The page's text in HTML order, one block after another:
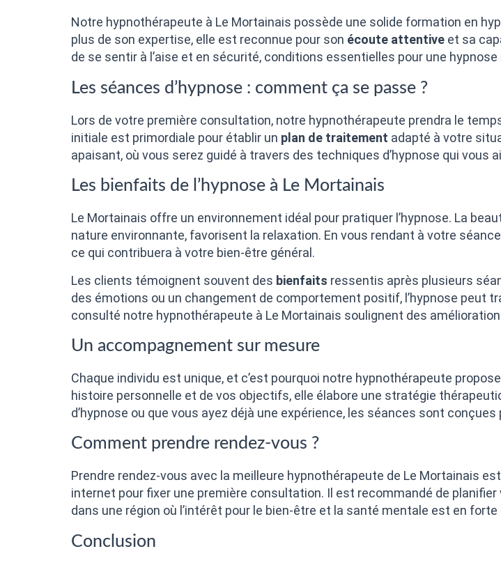
Notre hypnothérapeute à Le Mortainais possède une solide formation en
plus de son expertise, elle est reconnue pour son écoute attentive et sa
de se sentir à l’aise et en sécurité, conditions essentielles pour une hypnose
Les séances d’hypnose : comment ça se passe ?
Lors de votre première consultation, notre hypnothérapeute prendra le
initiale est primordiale pour établir un plan de traitement adapté à votre
apaisant, où vous serez guidé à travers des techniques d’hypnose qui vous
Les bienfaits de l’hypnose à Le Mortainais
Le Mortainais offre un environnement idéal pour pratiquer l’hypnose. La
nature environnante, favorisent la relaxation. En vous rendant à votre
ce qui contribuera à votre bien-être général.
Les clients témoignent souvent des bienfaits ressentis après plusieurs
des émotions ou un changement de comportement positif, l’hypnose peut
consulté notre hypnothérapeute à Le Mortainais soulignent des
Un accompagnement sur mesure
Chaque individu est unique, et c’est pourquoi notre hypnothérapeute
histoire personnelle et de vos objectifs, elle élabore une stratégie
d’hypnose ou que vous ayez déjà une expérience, les séances sont
Comment prendre rendez-vous ?
Prendre rendez-vous avec la meilleure hypnothérapeute de Le Mortainais
internet pour fixer une première consultation. Il est recommandé de
dans une région où l’intérêt pour le bien-être et la santé mentale est en
Conclusion